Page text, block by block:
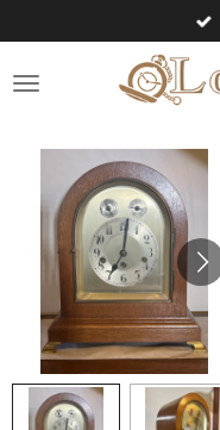
direct
naar
de